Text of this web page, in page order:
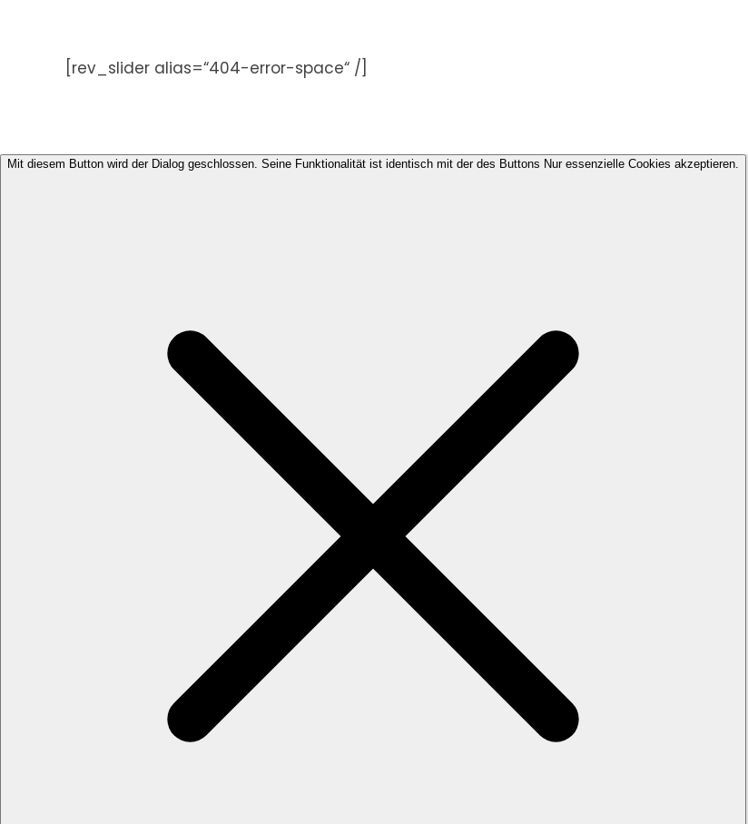
[rev_slider alias=“404-error-space“ /]
Mit diesem Button wird der Dialog geschlossen. Seine Funktionalität ist identisch mit der des Buttons Nur essenzielle Cookies akzeptieren.